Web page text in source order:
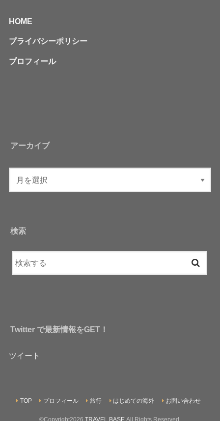
HOME
プライバシーポリシー
プロフィール
アーカイブ
検索
Twitter で最新情報をGET！
ツイート
TOP プロフィール 旅行 はじめての海外 お問い合わせ
©Copyright2026 TRAVEL BASE .All Rights Reserved.